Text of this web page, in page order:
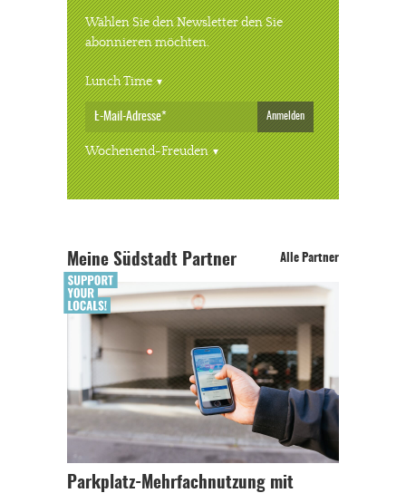
Wählen Sie den Newsletter den Sie
abonnieren möchten.
Lunch Time
Anmelden
Wochenend-Freuden
Meine Südstadt Partner Alle Partner
Parkplatz-Mehrfachnutzung mit